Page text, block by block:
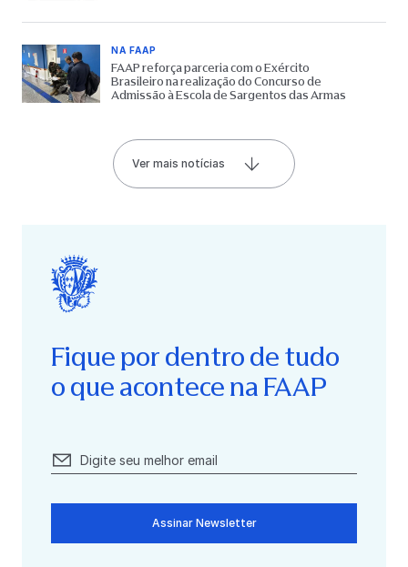
NA FAAP
FAAP reforça parceria com o Exército
Brasileiro na realização do Concurso de
Admissão à Escola de Sargentos das Armas
Ver mais notícias
Fique por dentro de tudo
o que acontece na FAAP
Assinar Newsletter